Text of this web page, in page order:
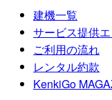
建機一覧
サービス提供
ご利用の流れ
レンタル約款
KenkiGo